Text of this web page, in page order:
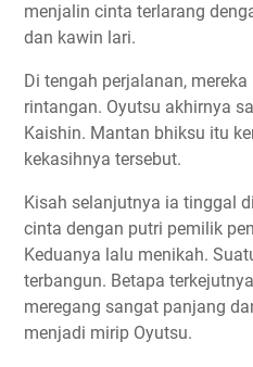
menjalin cinta terlarang
dan kawin lari.
Di tengah perjalanan,
rintangan. Oyutsu akhirnya
Kaishin. Mantan bhiksu itu
kekasihnya tersebut.
Kisah selanjutnya ia tinggal
cinta dengan putri pemilik
Keduanya lalu menikah.
terbangun. Betapa
meregang sangat panjang
menjadi mirip Oyutsu.